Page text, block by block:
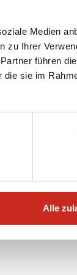
Medien
zu Ihrer
führen
die sie im
Alle